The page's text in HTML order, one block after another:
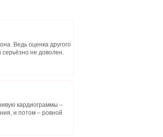
Ведь оценка другого
серьёзно не доволен.
кардиограммы –
и потом – ровной